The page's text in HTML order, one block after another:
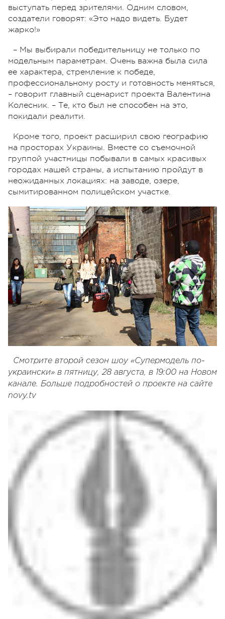
выступать перед зрителями. Одним словом,
создатели говорят: «Это надо видеть. Будет
жарко!»
– Мы выбирали победительницу не только по
модельным параметрам. Очень важна была сила
ее характера, стремление к победе,
профессиональному росту и готовность меняться,
– говорит главный сценарист проекта Валентина
Колесник. – Те, кто был не способен на это,
покидали реалити.
Кроме того, проект расширил свою географию
на просторах Украины. Вместе со съемочной
группой участницы побывали в самых красивых
городах нашей страны, а испытанию пройдут в
неожиданных локациях: на заводе, озере,
сымитированном полицейском участке.
Смотрите второй сезон шоу «Супермодель по-
украински» в пятницу, 28 августа, в 19:00 на Новом
канале. Больше подробностей о проекте на сайте
novy.tv